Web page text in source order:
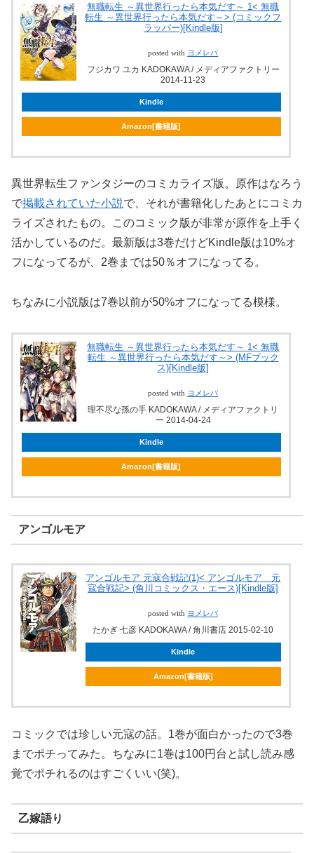
無職転生 ～異世界行ったら本気だす～ 1< 無職
転生 ～異世界行ったら本気だす～> (コミックフ
ラッパー)[Kindle版]
posted with ヨメレバ
フジカワ ユカ KADOKAWA / メディアファクトリー
2014-11-23
Kindle
Amazon[書籍版]
異世界転生ファンタジーのコミカライズ版。原作はなろう
で掲載されていた小説で、それが書籍化したあとにコミカ
ライズされたもの。このコミック版が非常が原作を上手く
活かしているのだ。最新版は3巻だけどKindle版は10%オ
フになってるが、2巻までは50％オフになってる。
ちなみに小説版は7巻以前が50%オフになってる模様。
無職転生 ～異世界行ったら本気だす～ 1< 無職
転生 ～異世界行ったら本気だす～> (MFブック
ス)[Kindle版]
posted with ヨメレバ
理不尽な孫の手 KADOKAWA / メディアファクトリ
ー 2014-04-24
Kindle
Amazon[書籍版]
アンゴルモア
アンゴルモア 元寇合戦記(1)< アンゴルモア 元
寇合戦記> (角川コミックス・エース)[Kindle版]
posted with ヨメレバ
たかぎ 七彦 KADOKAWA / 角川書店 2015-02-10
Kindle
Amazon[書籍版]
コミックでは珍しい元寇の話。1巻が面白かったので3巻
までポチってみた。ちなみに1巻は100円台と試し読み感
覚でポチれるのはすごくいい(笑)。
乙嫁語り